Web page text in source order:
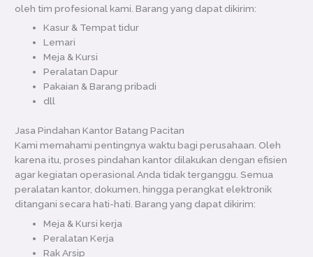
oleh tim profesional kami. Barang yang dapat dikirim:
Kasur & Tempat tidur
Lemari
Meja & Kursi
Peralatan Dapur
Pakaian & Barang pribadi
dll
Jasa Pindahan Kantor Batang Pacitan
Kami memahami pentingnya waktu bagi perusahaan. Oleh
karena itu, proses pindahan kantor dilakukan dengan efisien
agar kegiatan operasional Anda tidak terganggu. Semua
peralatan kantor, dokumen, hingga perangkat elektronik
ditangani secara hati-hati. Barang yang dapat dikirim:
Meja & Kursi kerja
Peralatan Kerja
Rak Arsip